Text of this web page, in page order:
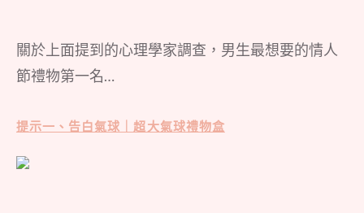
關於上面提到的心理學家調查，男生最想要的情人
節禮物第一名…
提示一、告白氣球｜超大氣球禮物盒